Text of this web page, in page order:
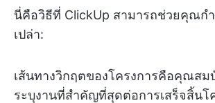
นี่คือวิธีที่ ClickUp สามารถช่วยคุณก
เปล่า:
เส้นทางวิกฤตของโครงการคือคุณส
ระบุงานที่สำคัญที่สุดต่อการเสร็จสิ้นโ